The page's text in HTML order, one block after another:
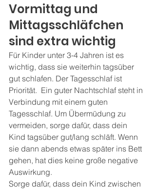
Vormittag und
Mittagsschläfchen
sind extra wichtig
Für Kinder unter 3-4 Jahren ist es
wichtig, dass sie weiterhin tagsüber
gut schlafen. Der Tagesschlaf ist
Priorität.  Ein guter Nachtschlaf steht in
Verbindung mit einem guten
Tagesschlaf. Um Übermüdung zu
vermeiden, sorge dafür, dass dein
Kind tagsüber gut/lang schläft. Wenn
sie dann abends etwas später ins Bett
gehen, hat dies keine große negative
Auswirkung.
Sorge dafür, dass dein Kind zwischen